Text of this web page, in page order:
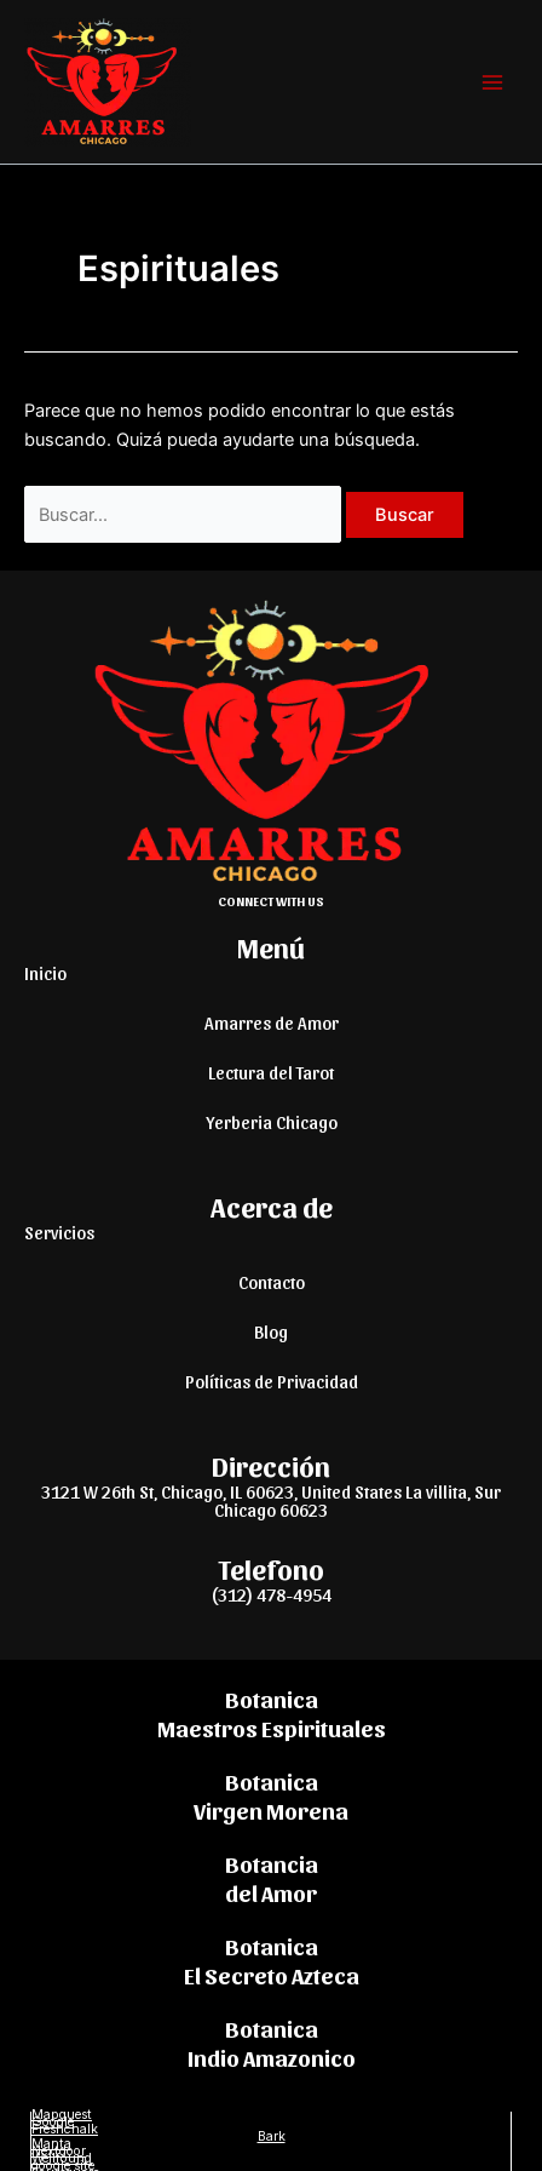
contenido
Espirituales
Parece que no hemos podido encontrar lo que estás
buscando. Quizá pueda ayudarte una búsqueda.
por:
CONNECT WITH US
Menú
Inicio
Amarres de Amor
Lectura del Tarot
Yerberia Chicago
Acerca de
Servicios
Contacto
Blog
Políticas de Privacidad
Dirección
3121 W 26th St, Chicago, IL 60623, United States La villita, Sur
Chicago 60623
Telefono
(312) 478-4954
Botanica
Maestros Espirituales
Botanica
Virgen Morena
Botancia
del Amor
Botanica
El Secreto Azteca
Botanica
Indio Amazonico
Mapquest
Google
Freshchalk Bark
Manta
Nextdoor
Wellfound
google site